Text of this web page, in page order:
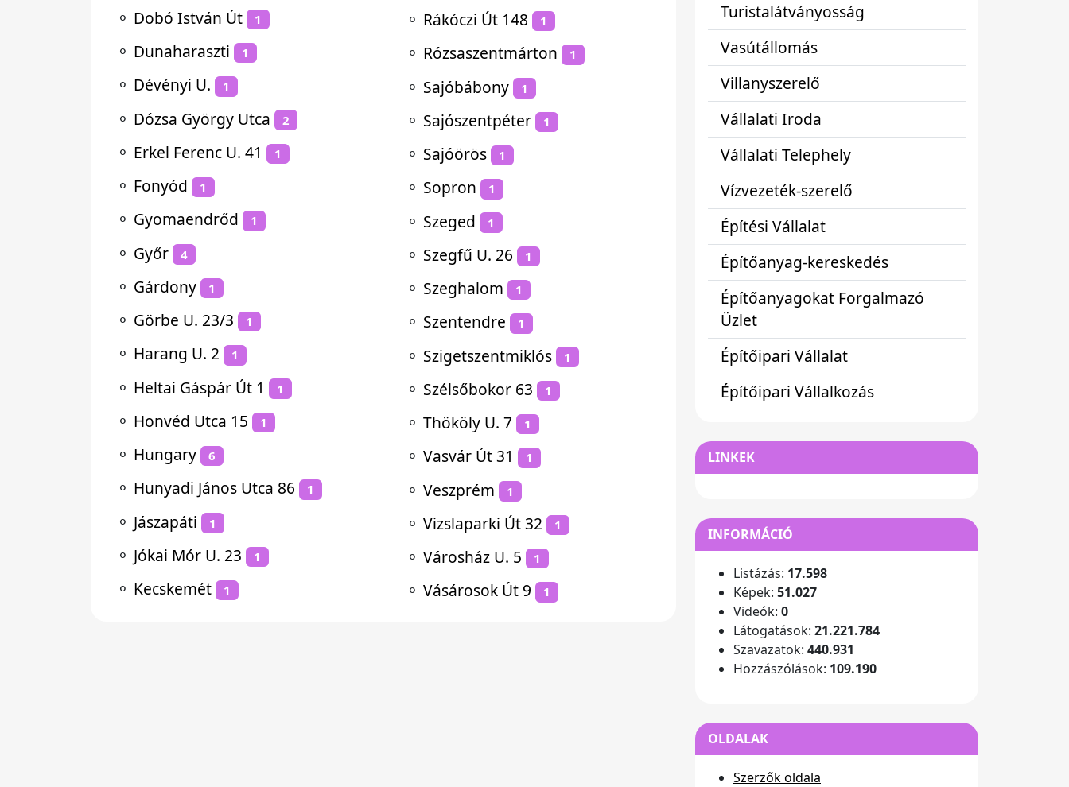
⚬ Dobó István Út 1
⚬ Dunaharaszti 1
⚬ Dévényi U. 1
⚬ Dózsa György Utca 2
⚬ Erkel Ferenc U. 41 1
⚬ Fonyód 1
⚬ Gyomaendrőd 1
⚬ Győr 4
⚬ Gárdony 1
⚬ Görbe U. 23/3 1
⚬ Harang U. 2 1
⚬ Heltai Gáspár Út 1 1
⚬ Honvéd Utca 15 1
⚬ Hungary 6
⚬ Hunyadi János Utca 86 1
⚬ Jászapáti 1
⚬ Jókai Mór U. 23 1
⚬ Kecskemét 1
⚬ Rákóczi Út 148 1
⚬ Rózsaszentmárton 1
⚬ Sajóbábony 1
⚬ Sajószentpéter 1
⚬ Sajóörös 1
⚬ Sopron 1
⚬ Szeged 1
⚬ Szegfű U. 26 1
⚬ Szeghalom 1
⚬ Szentendre 1
⚬ Szigetszentmiklós 1
⚬ Szélsőbokor 63 1
⚬ Thököly U. 7 1
⚬ Vasvár Út 31 1
⚬ Veszprém 1
⚬ Vizslaparki Út 32 1
⚬ Városház U. 5 1
⚬ Vásárosok Út 9 1
Turistalátványosság
Vasútállomás
Villanyszerelő
Vállalati Iroda
Vállalati Telephely
Vízvezeték-szerelő
Építési Vállalat
Építőanyag-kereskedés
Építőanyagokat Forgalmazó
Üzlet
Építőipari Vállalat
Építőipari Vállalkozás
LINKEK
INFORMÁCIÓ
Listázás: 17.598
Képek: 51.027
Videók: 0
Látogatások: 21.221.784
Szavazatok: 440.931
Hozzászólások: 109.190
OLDALAK
Szerzők oldala